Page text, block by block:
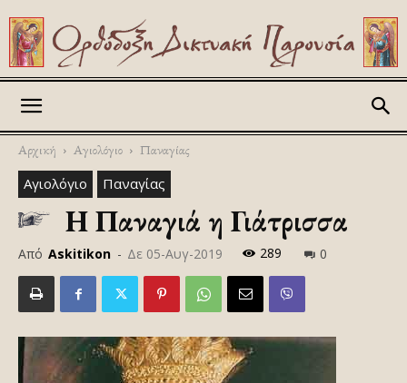
Αρχική Αγιολόγιο Παναγίας
Αγιολόγιο Παναγίας
Η Παναγιά η Γιάτρισσα
Από Askitikon - Δε 05-Αυγ-2019 289 0